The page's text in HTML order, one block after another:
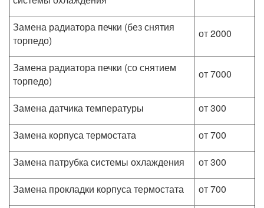
Замена радиатора печки (без снятия
торпедо)
от 2000
Замена радиатора печки (со снятием
торпедо)
от 7000
Замена датчика температуры
от 300
Замена корпуса термостата
от 700
Замена патрубка системы охлаждения
от 300
Замена прокладки корпуса термостата
от 700